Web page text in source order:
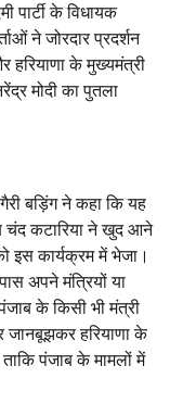
के विधायक
ने जोरदार प्रदर्शन
हरियाणा के मुख्यमंत्री
मोदी का पुतला
बड़िंग ने कहा कि यह
चंद कटारिया ने खुद आने
इस कार्यक्रम में भेजा।
अपने मंत्रियों या
के किसी भी मंत्री
हरियाणा के
पंजाब के मामलों में